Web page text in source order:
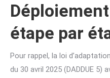
Déploiement
étape par
Pour rappel, la loi
du 30 avril 2025 (DADDUE 5)